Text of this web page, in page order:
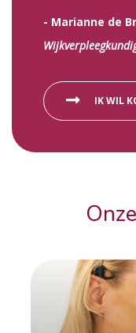
- Marianne de
IK WIL